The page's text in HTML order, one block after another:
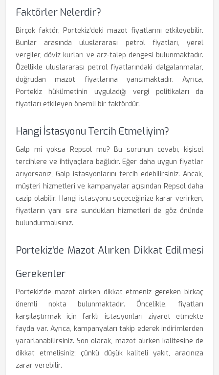
Faktörler Nelerdir?
Birçok faktör, Portekiz'deki mazot fiyatlarını etkileyebilir.
Bunlar arasında uluslararası petrol fiyatları, yerel
vergiler, döviz kurları ve arz-talep dengesi bulunmaktadır.
Özellikle uluslararası petrol fiyatlarındaki dalgalanmalar,
doğrudan mazot fiyatlarına yansımaktadır. Ayrıca,
Portekiz hükümetinin uyguladığı vergi politikaları da
fiyatları etkileyen önemli bir faktördür.
Hangi İstasyonu Tercih Etmeliyim?
Galp mi yoksa Repsol mu? Bu sorunun cevabı, kişisel
tercihlere ve ihtiyaçlara bağlıdır. Eğer daha uygun fiyatlar
arıyorsanız, Galp istasyonlarını tercih edebilirsiniz. Ancak,
müşteri hizmetleri ve kampanyalar açısından Repsol daha
cazip olabilir. Hangi istasyonu seçeceğinize karar verirken,
fiyatların yanı sıra sundukları hizmetleri de göz önünde
bulundurmalısınız.
Portekiz'de Mazot Alırken Dikkat Edilmesi
Gerekenler
Portekiz'de mazot alırken dikkat etmeniz gereken birkaç
önemli nokta bulunmaktadır. Öncelikle, fiyatları
karşılaştırmak için farklı istasyonları ziyaret etmekte
fayda var. Ayrıca, kampanyaları takip ederek indirimlerden
yararlanabilirsiniz. Son olarak, mazot alırken kalitesine de
dikkat etmelisiniz; çünkü düşük kaliteli yakıt, aracınıza
zarar verebilir.